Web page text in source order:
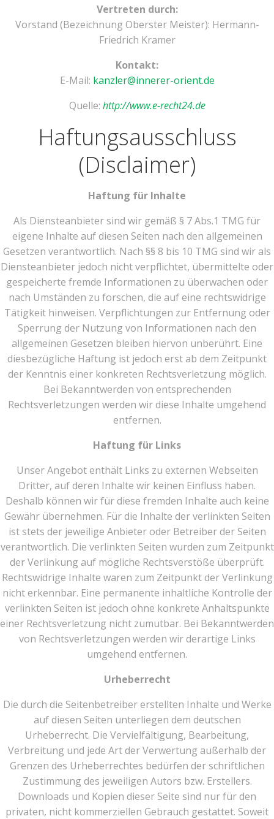
Vertreten durch:
Vorstand (Bezeichnung Oberster Meister): Hermann-
Friedrich Kramer
Kontakt:
E-Mail: kanzler@innerer-orient.de
Quelle: http://www.e-recht24.de
Haftungsausschluss
(Disclaimer)
Haftung für Inhalte
Als Diensteanbieter sind wir gemäß § 7 Abs.1 TMG für
eigene Inhalte auf diesen Seiten nach den allgemeinen
Gesetzen verantwortlich. Nach §§ 8 bis 10 TMG sind wir als
Diensteanbieter jedoch nicht verpflichtet, übermittelte oder
gespeicherte fremde Informationen zu überwachen oder
nach Umständen zu forschen, die auf eine rechtswidrige
Tätigkeit hinweisen. Verpflichtungen zur Entfernung oder
Sperrung der Nutzung von Informationen nach den
allgemeinen Gesetzen bleiben hiervon unberührt. Eine
diesbezügliche Haftung ist jedoch erst ab dem Zeitpunkt
der Kenntnis einer konkreten Rechtsverletzung möglich.
Bei Bekanntwerden von entsprechenden
Rechtsverletzungen werden wir diese Inhalte umgehend
entfernen.
Haftung für Links
Unser Angebot enthält Links zu externen Webseiten
Dritter, auf deren Inhalte wir keinen Einfluss haben.
Deshalb können wir für diese fremden Inhalte auch keine
Gewähr übernehmen. Für die Inhalte der verlinkten Seiten
ist stets der jeweilige Anbieter oder Betreiber der Seiten
verantwortlich. Die verlinkten Seiten wurden zum Zeitpunkt
der Verlinkung auf mögliche Rechtsverstöße überprüft.
Rechtswidrige Inhalte waren zum Zeitpunkt der Verlinkung
nicht erkennbar. Eine permanente inhaltliche Kontrolle der
verlinkten Seiten ist jedoch ohne konkrete Anhaltspunkte
einer Rechtsverletzung nicht zumutbar. Bei Bekanntwerden
von Rechtsverletzungen werden wir derartige Links
umgehend entfernen.
Urheberrecht
Die durch die Seitenbetreiber erstellten Inhalte und Werke
auf diesen Seiten unterliegen dem deutschen
Urheberrecht. Die Vervielfältigung, Bearbeitung,
Verbreitung und jede Art der Verwertung außerhalb der
Grenzen des Urheberrechtes bedürfen der schriftlichen
Zustimmung des jeweiligen Autors bzw. Erstellers.
Downloads und Kopien dieser Seite sind nur für den
privaten, nicht kommerziellen Gebrauch gestattet. Soweit